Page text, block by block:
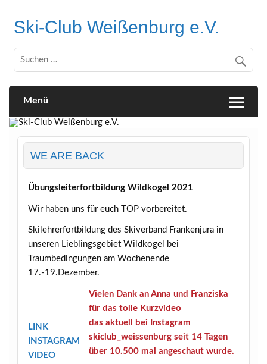
contentSki-Club Weißenburg e.V.
Menü
WE ARE BACK
Übungsleiterfortbildung Wildkogel 2021
Wir haben uns für euch TOP vorbereitet.
Skilehrerfortbildung des Skiverband Frankenjura in
unseren Lieblingsgebiet Wildkogel bei
Traumbedingungen am Wochenende
17.-19.Dezember.
LINK
INSTAGRAM
VIDEO
Vielen Dank an Anna und Franziska
für das tolle Kurzvideo
das aktuell bei Instagram
skiclub_weissenburg seit 14 Tagen
über 10.500 mal angeschaut wurde.